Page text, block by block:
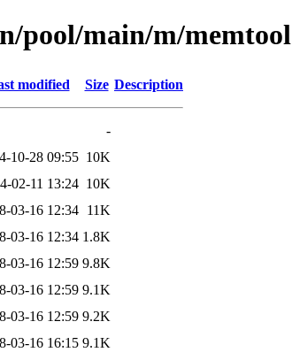
pool/main/m/memtool
modified Size Description
-
10-28 09:55 10K
02-11 13:24 10K
03-16 12:34 11K
03-16 12:34 1.8K
03-16 12:59 9.8K
03-16 12:59 9.1K
03-16 12:59 9.2K
03-16 16:15 9.1K